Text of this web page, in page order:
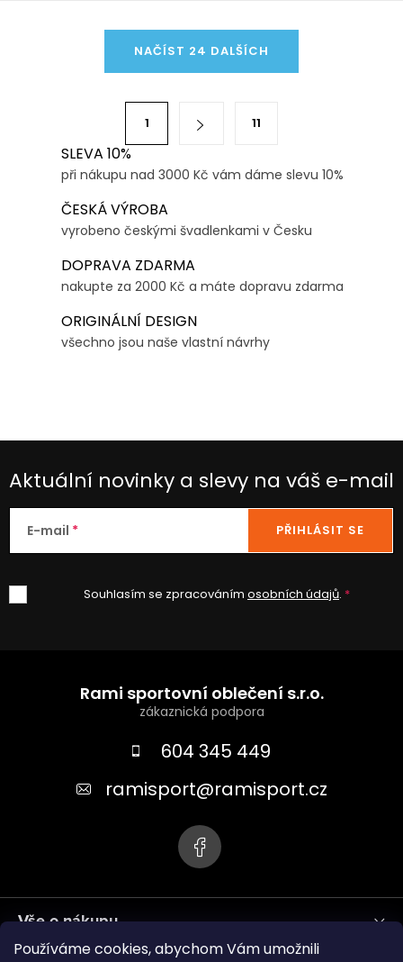
Používáme cookies, abychom Vám umožnili
s
NAČÍST 24 DALŠÍCH
1 11
SLEVA 10%
při nákupu nad 3000 Kč vám dáme slevu 10%
ČESKÁ VÝROBA
vyrobeno českými švadlenkami v Česku
DOPRAVA ZDARMA
nakupte za 2000 Kč a máte dopravu zdarma
ORIGINÁLNÍ DESIGN
všechno jsou naše vlastní návrhy
Aktuální novinky a slevy na váš e-mail
E-mail
Souhlasím se zpracováním osobních údajů.
PŘIHLÁSIT SE
Rami sportovní oblečení s.r.o.
604 345 449
ramisport@ramisport.cz
Vše o nákupu